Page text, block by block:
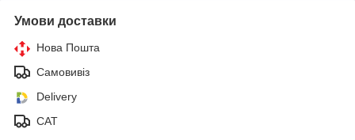
Умови доставки
Нова Пошта
Самовивіз
Delivery
САТ